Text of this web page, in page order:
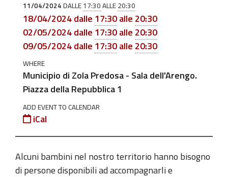
bambini
crescere,
TU
puoi?
Incontriamoci!
04-
11T17:30:00+02:00
04-
11T20:30:00+02:00
11/04/2024 DALLE 17:30 ALLE 20:30
18/04/2024dalle 17:30alle 20:30
02/05/2024dalle 17:30alle 20:30
09/05/2024dalle 17:30alle 20:30
WHERE
Municipio di Zola Predosa - Sala dell'Arengo.
Piazza della Repubblica 1
ADD EVENT TO CALENDAR
iCal
Alcuni bambini nel nostro territorio hanno bisogno
di persone disponibili ad accompagnarli e